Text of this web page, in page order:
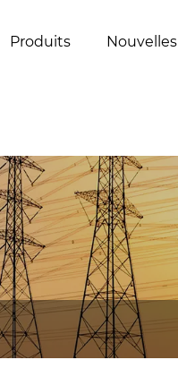
Produits Nouvelles